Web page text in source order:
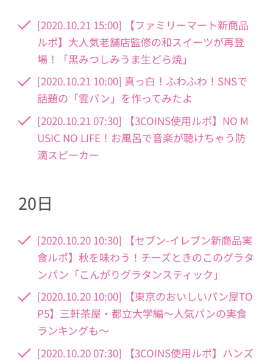
[2020.10.21 15:00] 【ファミリーマート新商品
ルポ】大人気老舗店監修の和スイーツが再登
場！「黒みつしみうま生どら焼」
[2020.10.21 10:00] 真っ白！ふわふわ！SNSで
話題の「雲パン」を作ってみたよ
[2020.10.21 07:30] 【3COINS使用ルポ】NO M
USIC NO LIFE！お風呂で音楽が聴けちゃう防
滴スピーカー
20日
[2020.10.20 10:30] 【セブン-イレブン新商品実
食ルポ】秋を味わう！チーズときのこのグラタ
ンパン「こんがりグラタンスティック」
[2020.10.20 10:00] 【東京のおいしいパン屋TO
P5】三軒茶屋・都立大学編〜人気パンの実食
ランキングも〜
[2020.10.20 07:30] 【3COINS使用ルポ】ハンズ